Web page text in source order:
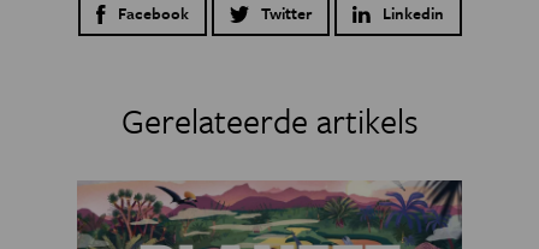
Facebook Twitter Linkedin
Gerelateerde artikels